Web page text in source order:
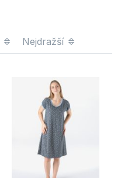
Nejdražší